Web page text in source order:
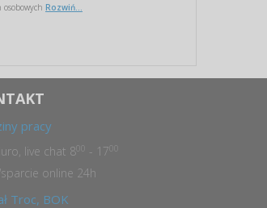
Rozwiń...
pracy
live chat 8 - 17
online 24h
Troc, BOK